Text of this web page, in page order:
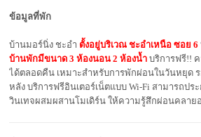
ข้อมูลที่พัก
บ้านมอร์นิ่ง ชะอำ ตั้งอยู่บริเวณ ชะอำเหนือ ซอย 6
บ้านพักมีขนาด 3 ห้องนอน 2 ห้องน้ำ บริการฟรี!!
ได้ตลอดคืน เหมาะสำหรับการพักผ่อนในวันหยุด ร
หลัง บริการฟรีอินเตอร์เน็ตแบบ Wi-Fi สามารถป
วินเทจผสมผสานโมเดิร์น ให้ความรู้สึกผ่อนคลาย